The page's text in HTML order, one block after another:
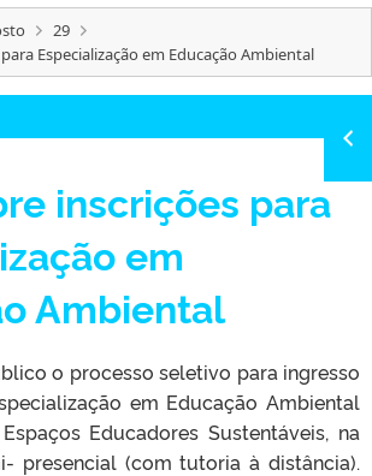
29
Especialização em Educação Ambiental
inscrições para
em
Ambiental
o processo seletivo para ingresso
em Educação Ambiental
Educadores Sustentáveis, na
presencial (com tutoria à distância).